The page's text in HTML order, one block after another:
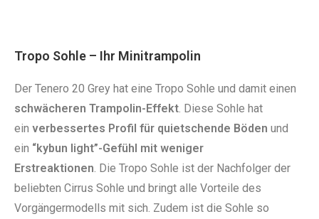
Tropo Sohle – Ihr Minitrampolin
Der Tenero 20 Grey hat eine Tropo Sohle und damit einen
schwächeren Trampolin-Effekt . Diese Sohle hat
ein verbessertes Profil für quietschende Böden und
ein “kybun light”-Gefühl mit weniger
Erstreaktionen . Die Tropo Sohle ist der Nachfolger der
beliebten Cirrus Sohle und bringt alle Vorteile des
Vorgängermodells mit sich. Zudem ist die Sohle so